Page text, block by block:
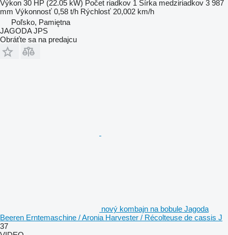
Výkon 30 HP (22.05 kW) Počet riadkov 1 Šírka medziriadkov 3 987
mm Výkonnosť 0,58 t/h Rýchlosť 20,002 km/h
Poľsko, Pamiętna
JAGODA JPS
Obráťte sa na predajcu
nový kombajn na bobule Jagoda
Beeren Erntemaschine / Aronia Harvester / Récolteuse de cassis J
37